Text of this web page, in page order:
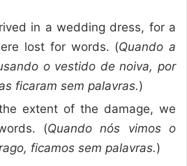
in a wedding dress, for a
lost for words. (Quando a
o vestido de noiva, por
ficaram sem palavras.)
extent of the damage, we
(Quando nós vimos o
ficamos sem palavras.)